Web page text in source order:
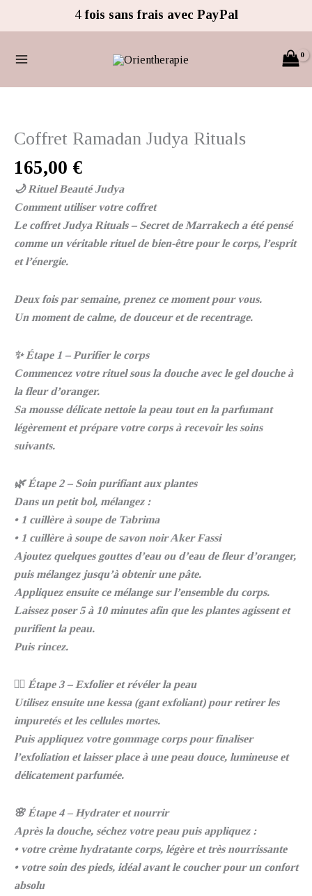
4fois sans frais avec PayPal
Coffret Ramadan Judya Rituals
165,00 €
🌙 Rituel Beauté Judya
Comment utiliser votre coffret
Le coffret Judya Rituals – Secret de Marrakech a été pensé
comme un véritable rituel de bien-être pour le corps, l’esprit
et l’énergie.
Deux fois par semaine, prenez ce moment pour vous.
Un moment de calme, de douceur et de recentrage.
✨ Étape 1 – Purifier le corps
Commencez votre rituel sous la douche avec le gel douche à
la fleur d’oranger.
Sa mousse délicate nettoie la peau tout en la parfumant
légèrement et prépare votre corps à recevoir les soins
suivants.
🌿 Étape 2 – Soin purifiant aux plantes
Dans un petit bol, mélangez :
• 1 cuillère à soupe de Tabrima
• 1 cuillère à soupe de savon noir Aker Fassi
Ajoutez quelques gouttes d’eau ou d’eau de fleur d’oranger,
puis mélangez jusqu’à obtenir une pâte.
Appliquez ensuite ce mélange sur l’ensemble du corps.
Laissez poser 5 à 10 minutes afin que les plantes agissent et
purifient la peau.
Puis rincez.
🧖‍♀️ Étape 3 – Exfolier et révéler la peau
Utilisez ensuite une kessa (gant exfoliant) pour retirer les
impuretés et les cellules mortes.
Puis appliquez votre gommage corps pour finaliser
l’exfoliation et laisser place à une peau douce, lumineuse et
délicatement parfumée.
🌸 Étape 4 – Hydrater et nourrir
Après la douche, séchez votre peau puis appliquez :
• votre crème hydratante corps, légère et très nourrissante
• votre soin des pieds, idéal avant le coucher pour un confort
absolu
Coffret
Judya
Rituals